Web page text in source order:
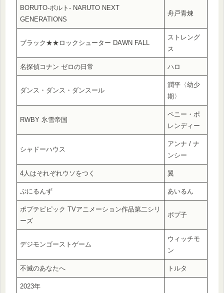
BORUTO-ボルト- NARUTO NEXT
GENERATIONS
舟戸青煉
ブラック★★ロックシューター DAWN FALL
ストレング
ス
名探偵コナン ゼロの日常 ハロ
ダンス・ダンス・ダンスール
潤平〈幼少
期〉
RWBY 氷雪帝国
ペニー・ポ
レンディー
シャドーハウス
アンナ / ナ
ンシー
4人はそれぞれウソをつく 翼
ぷにるんず あいるん
ポプテピピック TVアニメーション作品第二シリ
ーズ
ポプ子
デジモンゴーストゲーム
ウィッチモ
ン
不滅のあなたへ トルタ
2023年